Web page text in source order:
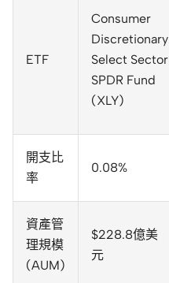
ETF
Consumer
Discretionary
Select Sector
SPDR Fund
(XLY)
開支比
率
0.08%
資產管
理規模
(AUM)
$228.8億美
元